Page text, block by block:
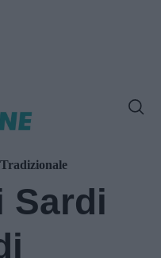
Tradizionale
Sardi